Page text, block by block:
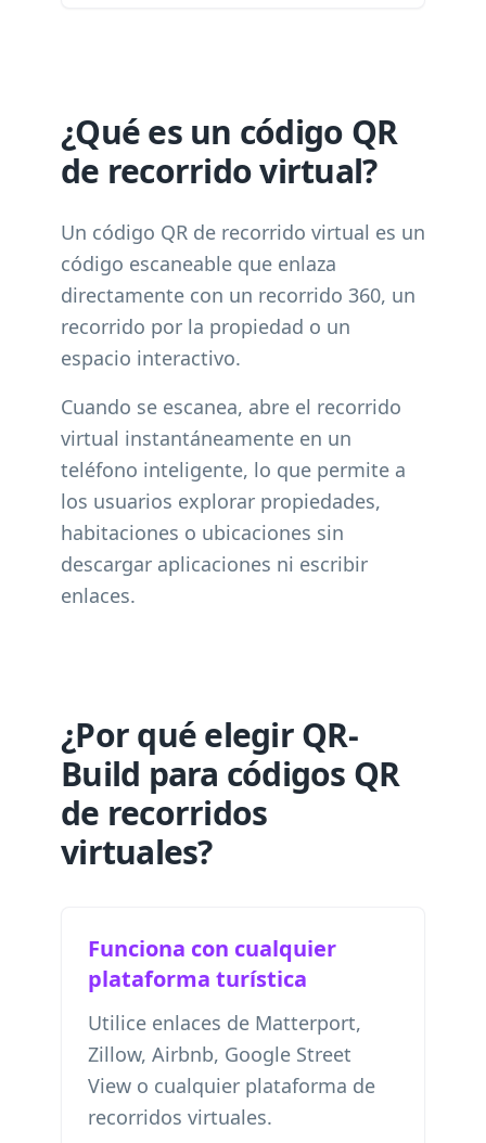
¿Qué es un código QR
de recorrido virtual?
Un código QR de recorrido virtual es un
código escaneable que enlaza
directamente con un recorrido 360, un
recorrido por la propiedad o un
espacio interactivo.
Cuando se escanea, abre el recorrido
virtual instantáneamente en un
teléfono inteligente, lo que permite a
los usuarios explorar propiedades,
habitaciones o ubicaciones sin
descargar aplicaciones ni escribir
enlaces.
¿Por qué elegir QR-
Build para códigos QR
de recorridos
virtuales?
Funciona con cualquier
plataforma turística
Utilice enlaces de Matterport,
Zillow, Airbnb, Google Street
View o cualquier plataforma de
recorridos virtuales.